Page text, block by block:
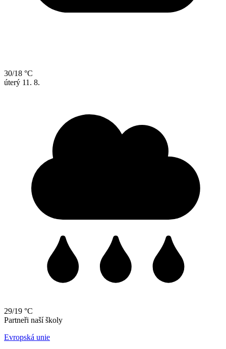
30/18 °C
úterý 11. 8.
29/19 °C
Partneři naší školy
Evropská unie